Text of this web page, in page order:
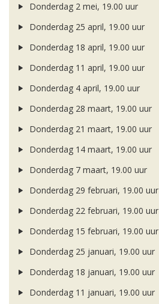
Donderdag 2 mei, 19.00 uur
Donderdag 25 april, 19.00 uur
Donderdag 18 april, 19.00 uur
Donderdag 11 april, 19.00 uur
Donderdag 4 april, 19.00 uur
Donderdag 28 maart, 19.00 uur
Donderdag 21 maart, 19.00 uur
Donderdag 14 maart, 19.00 uur
Donderdag 7 maart, 19.00 uur
Donderdag 29 februari, 19.00 uur
Donderdag 22 februari, 19.00 uur
Donderdag 15 februari, 19.00 uur
Donderdag 25 januari, 19.00 uur
Donderdag 18 januari, 19.00 uur
Donderdag 11 januari, 19.00 uur